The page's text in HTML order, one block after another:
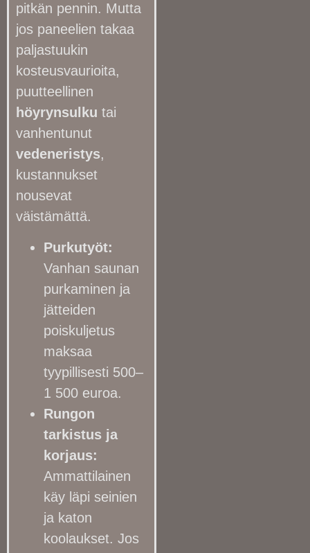
pitkän pennin. Mutta
jos paneelien takaa
paljastuukin
kosteusvaurioita,
puutteellinen
höyrynsulku tai
vanhentunut
vedeneristys,
kustannukset
nousevat
väistämättä.
Purkutyöt:
Vanhan saunan
purkaminen ja
jätteiden
poiskuljetus
maksaa
tyypillisesti 500–
1 500 euroa.
Rungon
tarkistus ja
korjaus:
Ammattilainen
käy läpi seinien
ja katon
koolaukset. Jos